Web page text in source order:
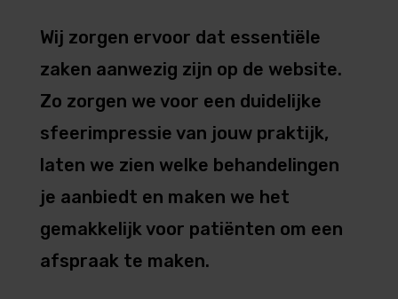
Wij zorgen ervoor dat essentiële
zaken aanwezig zijn op de website.
Zo zorgen we voor een duidelijke
sfeerimpressie van jouw praktijk,
laten we zien welke behandelingen
je aanbiedt en maken we het
gemakkelijk voor patiënten om een
afspraak te maken.